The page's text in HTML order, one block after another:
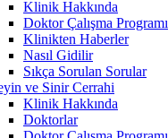
Klinik Hakkında
Doktor Çalışma Programı
Klinikten Haberler
Nasıl Gidilir
Sıkça Sorulan Sorular
ve Sinir Cerrahi
Klinik Hakkında
Doktorlar